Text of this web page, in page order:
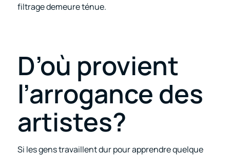
filtrage demeure ténue.
D’où provient
l’arrogance des
artistes?
Si les gens travaillent dur pour apprendre quelque